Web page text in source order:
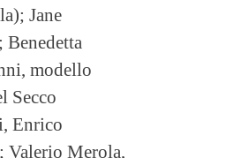
Jane
modello
Secco
Enrico
Valerio Merola,